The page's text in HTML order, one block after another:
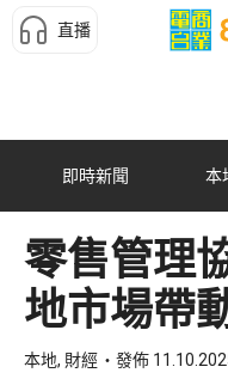
直播
即時新聞 本
零售管理
地市場帶
本地, 財經 發佈